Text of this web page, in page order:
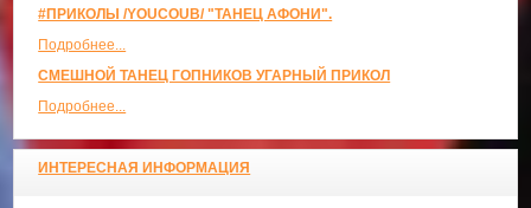
#ПРИКОЛЫ /YOUCOUB/ "ТАНЕЦ АФОНИ".
Подробнее...
СМЕШНОЙ ТАНЕЦ ГОПНИКОВ УГАРНЫЙ ПРИКОЛ
Подробнее...
ИНТЕРЕСНАЯ ИНФОРМАЦИЯ